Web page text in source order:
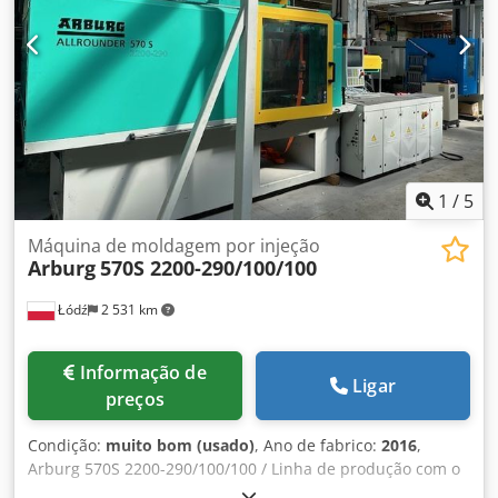
mm Peso: 3650 kg Idiomas: Tcheco, Inglês, Alemão
Condição: A máquina encontra-se em excelente estado Em
operação até 30 de março de 2024, atualmente não
energizada
1 / 5
Łódź 2 531 km
Máquina de moldagem por injeção
Arburg570S 2200-290/100/100
preços
Ligar
Condição: muito bom (usado), Ano de fabrico: 2016,
Arburg 570S 2200-290/100/100 / Linha de produção com o
robot Wittmann W823 / Horas de funcionamento: 20.499 h